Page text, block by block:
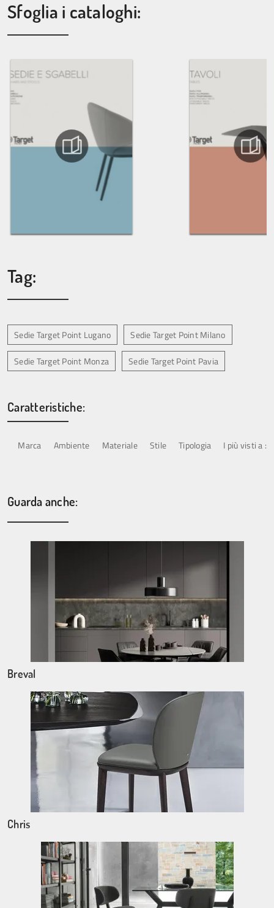
Sfoglia i cataloghi:
Tag:
Sedie Target Point Lugano Sedie Target Point Milano
Sedie Target Point Monza Sedie Target Point Pavia
Caratteristiche:
Marca Ambiente Materiale Stile Tipologia I più visti a :
Guarda anche:
Breval
Chris